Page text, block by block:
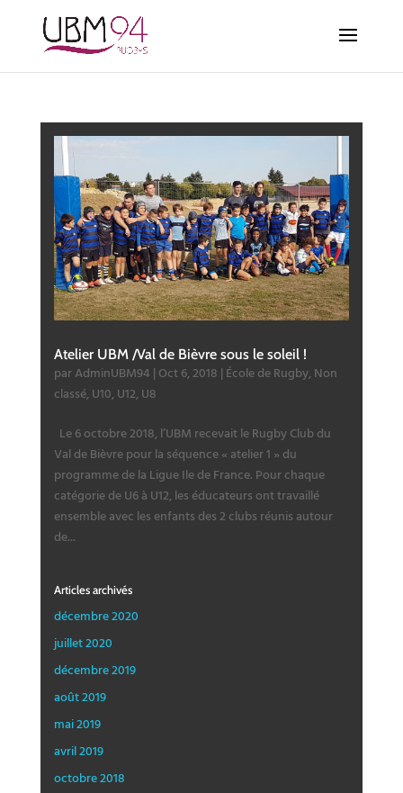
Atelier UBM /Val de Bièvre sous le soleil !
parAdminUBM94 | Oct 6, 2018 | École de Rugby,Non
classé,U10,U12,U8
Le 6 octobre 2018, l’UBM recevait le Rugby Club du
Val de Bièvre pour la séquence « atelier 1 » du
programme de la Ligue Ile de France. Pour chaque
catégorie de U6 à U12, les éducateurs ont travaillé
ensemble avec les enfants des 2 clubs réunis autour
de...
Articles archivés
décembre 2020
juillet 2020
décembre 2019
août 2019
mai 2019
avril 2019
octobre 2018